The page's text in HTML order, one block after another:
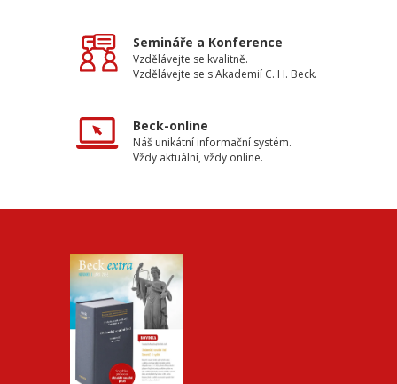
Semináře a Konference
Vzdělávejte se kvalitně.
Vzdělávejte se s Akademií C. H. Beck.
Beck-online
Náš unikátní informační systém.
Vždy aktuální, vždy online.